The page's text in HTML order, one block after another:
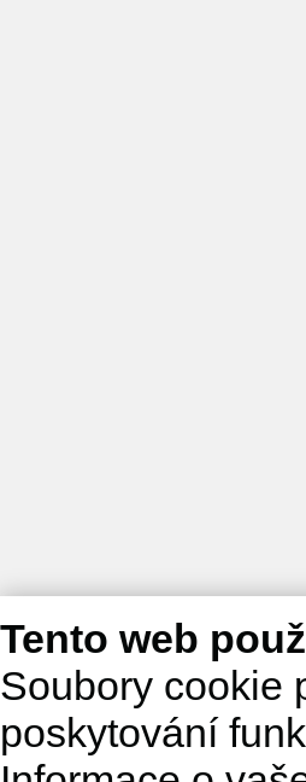
Tento web
Soubory cookie
poskytování